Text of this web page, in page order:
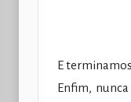
E
Enfim,